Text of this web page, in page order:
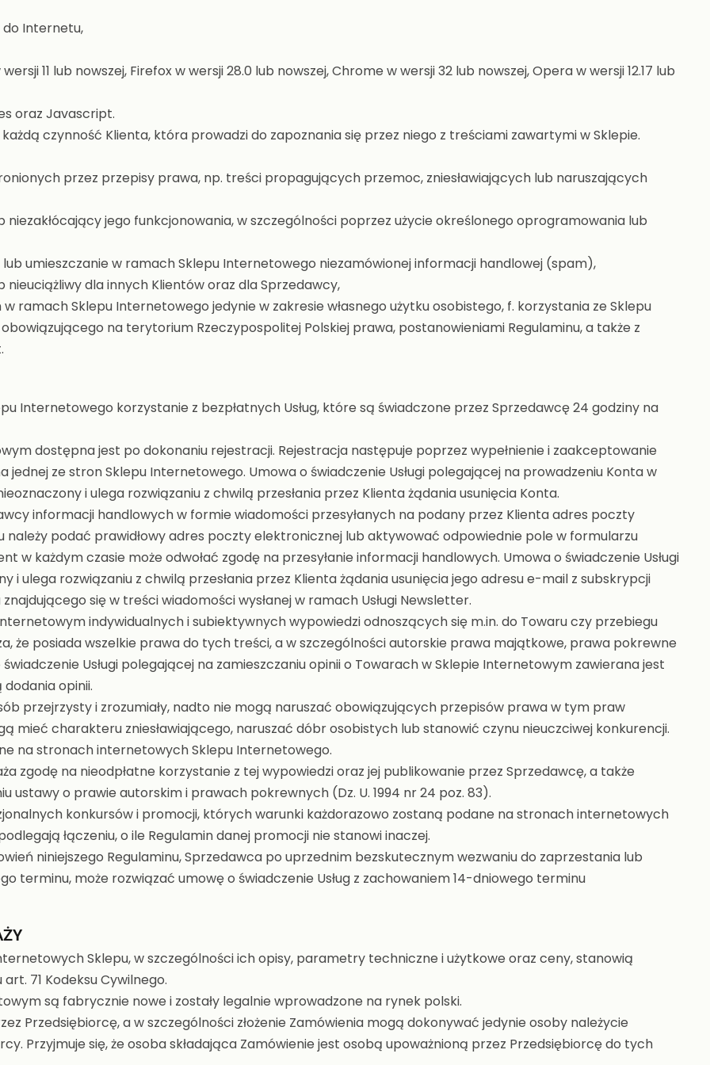
Internetu,
11 lub nowszej, Firefox w wersji 28.0 lub nowszej, Chrome w wersji 32 lub nowszej, Opera w wersji 12.17 lub
oraz Javascript.
czynność Klienta, która prowadzi do zapoznania się przez niego z treściami zawartymi w Sklepie.
przez przepisy prawa, np. treści propagujących przemoc, zniesławiających lub naruszających
jego funkcjonowania, w szczególności poprzez użycie określonego oprogramowania lub
lub umieszczanie w ramach Sklepu Internetowego niezamówionej informacji handlowej (spam),
dla innych Klientów oraz dla Sprzedawcy,
ramach Sklepu Internetowego jedynie w zakresie własnego użytku osobistego, f. korzystania ze Sklepu
na terytorium Rzeczypospolitej Polskiej prawa, postanowieniami Regulaminu, a także z
Internetowego korzystanie z bezpłatnych Usług, które są świadczone przez Sprzedawcę 24 godziny na
dostępna jest po dokonaniu rejestracji. Rejestracja następuje poprzez wypełnienie i zaakceptowanie
ze stron Sklepu Internetowego. Umowa o świadczenie Usługi polegającej na prowadzeniu Konta w
i ulega rozwiązaniu z chwilą przesłania przez Klienta żądania usunięcia Konta.
informacji handlowych w formie wiadomości przesyłanych na podany przez Klienta adres poczty
należy podać prawidłowy adres poczty elektronicznej lub aktywować odpowiednie pole w formularzu
w każdym czasie może odwołać zgodę na przesyłanie informacji handlowych. Umowa o świadczenie Usługi
i ulega rozwiązaniu z chwilą przesłania przez Klienta żądania usunięcia jego adresu e-mail z subskrypcji
się w treści wiadomości wysłanej w ramach Usługi Newsletter.
indywidualnych i subiektywnych wypowiedzi odnoszących się m.in. do Towaru czy przebiegu
że posiada wszelkie prawa do tych treści, a w szczególności autorskie prawa majątkowe, prawa pokrewne
Usługi polegającej na zamieszczaniu opinii o Towarach w Sklepie Internetowym zawierana jest
opinii.
przejrzysty i zrozumiały, nadto nie mogą naruszać obowiązujących przepisów prawa w tym praw
mieć charakteru zniesławiającego, naruszać dóbr osobistych lub stanowić czynu nieuczciwej konkurencji.
na stronach internetowych Sklepu Internetowego.
zgodę na nieodpłatne korzystanie z tej wypowiedzi oraz jej publikowanie przez Sprzedawcę, a także
ustawy o prawie autorskim i prawach pokrewnych (Dz. U. 1994 nr 24 poz. 83).
konkursów i promocji, których warunki każdorazowo zostaną podane na stronach internetowych
łączeniu, o ile Regulamin danej promocji nie stanowi inaczej.
niniejszego Regulaminu, Sprzedawca po uprzednim bezskutecznym wezwaniu do zaprzestania lub
terminu, może rozwiązać umowę o świadczenie Usług z zachowaniem 14-dniowego terminu
Sklepu, w szczególności ich opisy, parametry techniczne i użytkowe oraz ceny, stanowią
71 Kodeksu Cywilnego.
są fabrycznie nowe i zostały legalnie wprowadzone na rynek polski.
Przedsiębiorcę, a w szczególności złożenie Zamówienia mogą dokonywać jedynie osoby należycie
Przyjmuje się, że osoba składająca Zamówienie jest osobą upoważnioną przez Przedsiębiorcę do tych